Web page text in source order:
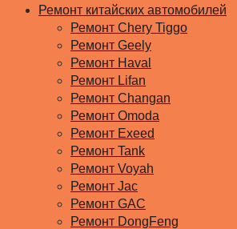
Ремонт китайских автомобилей
Ремонт Chery Tiggo
Ремонт Geely
Ремонт Haval
Ремонт Lifan
Ремонт Changan
Ремонт Omoda
Ремонт Exeed
Ремонт Tank
Ремонт Voyah
Ремонт Jac
Ремонт GAC
Ремонт DongFeng